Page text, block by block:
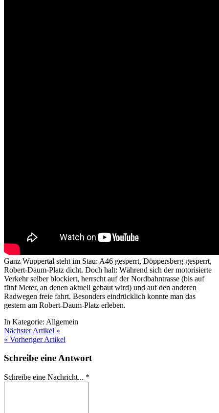
Ganz Wuppertal steht im Stau: A46 gesperrt, Döppersberg gesperrt,
Robert-Daum-Platz dicht. Doch halt: Während sich der motorisierte
Verkehr selber blockiert, herrscht auf der Nordbahntrasse (bis auf
fünf Meter, an denen aktuell gebaut wird) und auf den anderen
Radwegen freie fahrt. Besonders eindrücklich konnte man das
gestern am Robert-Daum-Platz erleben.
In Kategorie: Allgemein
Nächster Artikel »
« Vorheriger Artikel
Schreibe eine Antwort
Schreibe eine Nachricht... *